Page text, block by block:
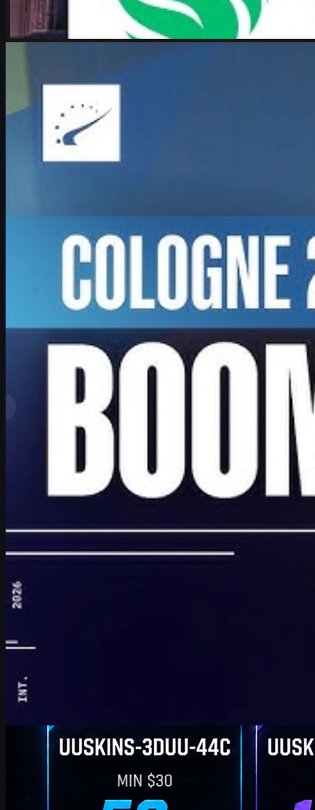
Michael Johnson
Counter-Strike 2juni 17, 2026
Boombl4 og Counter-Strike: Et liv viet til CS2 og cs
Interview med Boombl4 om hans vilde Major‑run, rolle som IGL,
fremtid i Counter-Strike og hvordan unge spillere kan udvikle sig –
inkl. tips til cs skins.
afDavid William
Se mere
Toprangliste